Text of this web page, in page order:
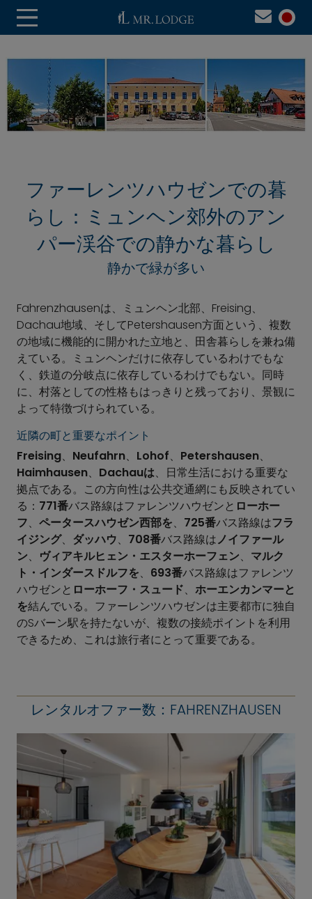
ファーレンツハウゼンでの暮
らし：ミュンヘン郊外のアン
パー渓谷での静かな暮らし
静かで緑が多い
Fahrenzhausenは、ミュンヘン北部、Freising、
Dachau地域、そしてPetershausen方面という、複数
の地域に機能的に開かれた立地と、田舎暮らしを兼ね備
えている。ミュンヘンだけに依存しているわけでもな
く、鉄道の分岐点に依存しているわけでもない。同時
に、村落としての性格もはっきりと残っており、景観に
よって特徴づけられている。
近隣の町と重要なポイント
Freising、 Neufahrn、 Lohof、 Petershausen、
Haimhausen、 Dachauは、日常生活における重要な
拠点である。この方向性は公共交通網にも反映されてい
る： 771番バス路線はファレンツハウゼンと ローホー
フ、 ペータースハウゼン西部を、 725番バス路線はフラ
イジング、 ダッハウ、 708番バス路線はノイファール
ン、 ヴィアキルヒェン・エスターホーフェン、 マルク
ト・インダースドルフを、 693番バス路線はファレンツ
ハウゼンと ローホーフ・スュード、 ホーエンカンマーと
を結んでいる。ファーレンツハウゼンは主要都市に独自
のSバーン駅を持たないが、複数の接続ポイントを利用
できるため、これは旅行者にとって重要である。
レンタルオファー数：FAHRENZHAUSEN